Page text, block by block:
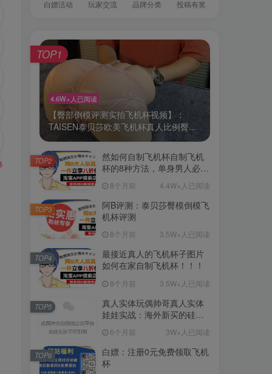
白嫖活动 玩家交流 品牌分类 投稿有奖
4.6W+人已阅读
【臀部倒模评测实拍飞机杯视频】：
TAISEN泰贝莎欧美飞机杯真人比例臀...
TOP1
然如何自制飞机杯自制飞机
杯的8种方法，单身男人必
8个月前 4.4W+人已阅读
TOP2
阿B评测：泰贝莎臀模倒模飞
机杯评测
8个月前 3.5W+人已阅读
TOP3
最接近真人的飞机杯子图片
如何在家自制飞机杯！！！
8个月前 3.5W+人已阅读
TOP4
真人实体玩偶帅哥真人实体
娃娃实战：海外新买的硅胶
6个月前 3W+人已阅读
TOP5
白嫖：注册0元免费领取飞机
杯
TOP6